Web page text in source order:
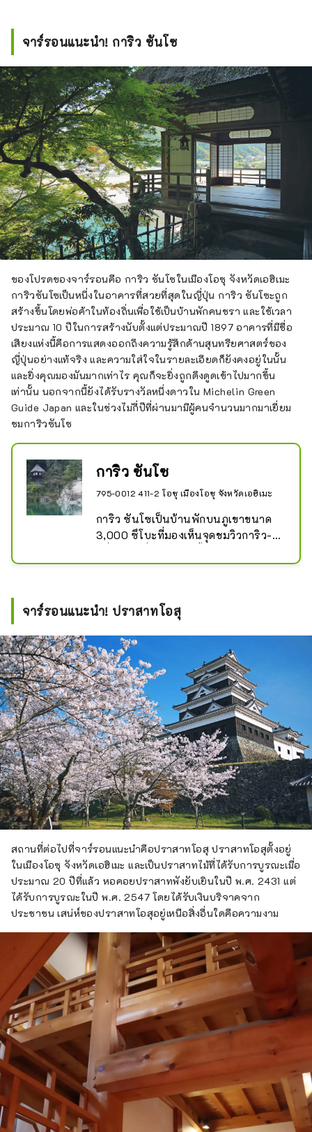
จาร์รอนแนะนำ! การิว ซันโซ
ของโปรดของจาร์รอนคือ การิว ซันโซในเมืองโอซุ จังหวัดเอฮิเมะ
การิวซันโซเป็นหนึ่งในอาคารที่สวยที่สุดในญี่ปุ่น การิว ซันโซะถูก
สร้างขึ้นโดยพ่อค้าในท้องถิ่นเพื่อใช้เป็นบ้านพักคนชรา และใช้เวลา
ประมาณ 10 ปีในการสร้างนับตั้งแต่ประมาณปี 1897 อาคารที่มีชื่อ
เสียงแห่งนี้คือการแสดงออกถึงความรู้สึกด้านสุนทรียศาสตร์ของ
ญี่ปุ่นอย่างแท้จริง และความใส่ใจในรายละเอียดก็ยังคงอยู่ในนั้น
และยิ่งคุณมองมันมากเท่าไร คุณก็จะยิ่งถูกดึงดูดเข้าไปมากขึ้น
เท่านั้น นอกจากนี้ยังได้รับรางวัลหนึ่งดาวใน Michelin Green
Guide Japan และในช่วงไม่กี่ปีที่ผ่านมามีผู้คนจำนวนมากมาเยี่ยม
ชมการิวซันโซ
การิว ซันโซ
795-0012 411-2 โอซุ เมืองโอซุ จังหวัดเอฮิเมะ
การิว ซันโซเป็นบ้านพักบนภูเขาขนาด
3,000 ซึโบะที่มองเห็นจุดชมวิวการิว-บุ
ซิตสึเนะ คาโตะ ผู้ปกครองลำดับที่สาม
ลักษณะคล้ายรูปร่างของมังกรเอนกาย''
ว่ากันว่าได้รับการตั้งชื่อว่า ``การิว'' ด้วย
อาคารทั้งสามหลัง ได้แก่ การิวอิน ฟูโระ
อัน และชิโจอันแต่ละหลังถือเป็นผลงาน
ชิ้นเอกอันวิจิตรงดงาม และสวนยืมที่
ผสมผสานธรรมชาติของภูเขา แม่น้ำฮิจิ
คาวะ และริมแม่น้ำเนียวโฮจิแสดงให้เห็น
ถึงความกลมกลืนอันสง่างามของ
ธรรมชาติและมนุษย์ -ทำออกมาให้เห็น
หน้าตาที่แตกต่างกันออกไปในแต่ละ
ฤดูกาล
อาจกล่าวได้ว่า ``จิตวิญญาณแห่งชา''
และ ``จิตวิญญาณแห่งญี่ปุ่น'' ที่ถูกลืมยัง
คงมีชีวิตอยู่ในทิวทัศน์บรรยากาศภายใน
สวนและจากการิว ซันโซ
จาร์รอนแนะนำ! ปราสาทโอสุ
สถานที่ต่อไปที่จาร์รอนแนะนำคือปราสาทโอสุ ปราสาทโอสุตั้งอยู่
ในเมืองโอซุ จังหวัดเอฮิเมะ และเป็นปราสาทไม้ที่ได้รับการบูรณะเมื่อ
ประมาณ 20 ปีที่แล้ว หอคอยปราสาทพังยับเยินในปี พ.ศ. 2431 แต่
ได้รับการบูรณะในปี พ.ศ. 2547 โดยได้รับเงินบริจาคจาก
ประชาชน เสน่ห์ของปราสาทโอสุอยู่เหนือสิ่งอื่นใดคือความงาม